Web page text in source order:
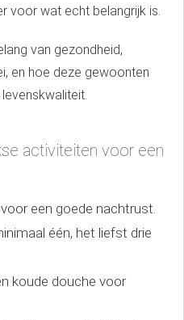
voor wat echt belangrijk is.
van gezondheid,
en hoe deze gewoonten
activiteiten voor een
een goede nachtrust.
één, het liefst drie
koude douche voor